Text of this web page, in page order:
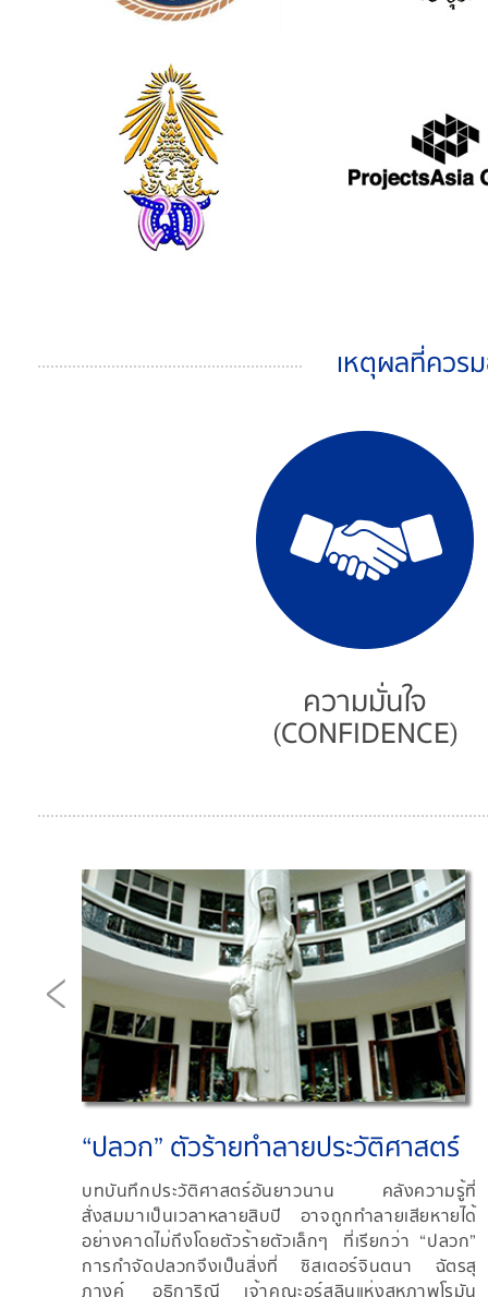
เหตุผลที่ควรม
ความมั่นใจ
(CONFIDENCE)
“ปลวก” ตัวร้ายทำลายประวัติศาสตร์
บทบันทึกประวัติศาสตร์อันยาวนาน คลังความรู้ที่
สั่งสมมาเป็นเวลาหลายสิบปี อาจถูกทำลายเสียหายได้
อย่างคาดไม่ถึงโดยตัวร้ายตัวเล็กๆ ที่เรียกว่า “ปลวก”
การกำจัดปลวกจึงเป็นสิ่งที่ ซิสเตอร์จินตนา ฉัตรสุ